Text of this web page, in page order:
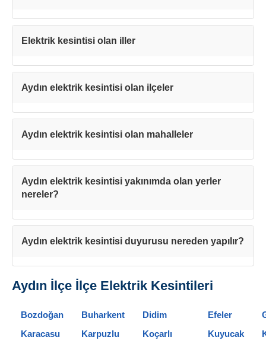
Elektrik kesintisi olan iller
Aydın elektrik kesintisi olan ilçeler
Aydın elektrik kesintisi olan mahalleler
Aydın elektrik kesintisi yakınımda olan yerler
nereler?
Aydın elektrik kesintisi duyurusu nereden yapılır?
Aydın İlçe İlçe Elektrik Kesintileri
Bozdoğan Buharkent Didim Efeler
Karacasu
Karpuzlu Koçarlı Kuyucak
Teşekkürler!
Mesajınız başarıyla ulaştırıldı. En kısa sürede